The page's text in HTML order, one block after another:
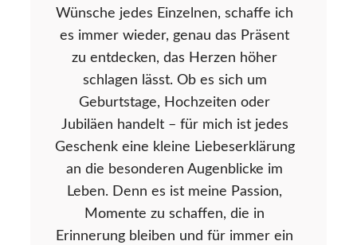
Wünsche jedes Einzelnen, schaffe ich
es immer wieder, genau das Präsent
zu entdecken, das Herzen höher
schlagen lässt. Ob es sich um
Geburtstage, Hochzeiten oder
Jubiläen handelt – für mich ist jedes
Geschenk eine kleine Liebeserklärung
an die besonderen Augenblicke im
Leben. Denn es ist meine Passion,
Momente zu schaffen, die in
Erinnerung bleiben und für immer ein